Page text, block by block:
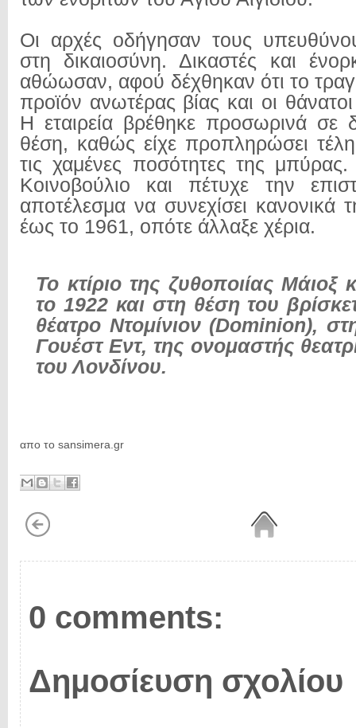
Οι αρχές οδήγησαν τους
στη δικαιοσύνη. Δικαστές και
αθώωσαν, αφού δέχθηκαν ότι το
προϊόν ανωτέρας βίας και οι
Η εταιρεία βρέθηκε προσωρινά σε
θέση, καθώς είχε προπληρώσει
τις χαμένες ποσότητες της
Κοινοβούλιο και πέτυχε την
αποτέλεσμα να συνεχίσει κανονικά
έως το 1961, οπότε άλλαξε χέρια.
Το κτίριο της ζυθοποιίας Μάιοξ
το 1922 και στη θέση του
θέατρο Ντομίνιον (Dominion),
Γουέστ Εντ, της ονομαστής
του Λονδίνου.
απο το sansimera.gr
0 comments:
Δημοσίευση σχολίου